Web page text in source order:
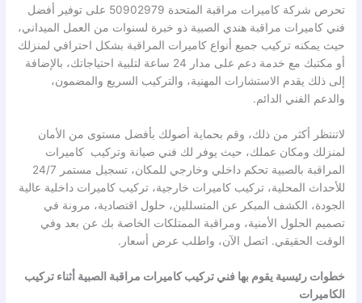
تحرص شركة كاميرات مراقبة المتحدة 50902979 على توفير أفضل
فني كاميرات مراقبة هندي الصبية ذو خبرة لسنوات من العمل الميداني،
حيث يمكنه تركيب جميع أنواع كاميرات المراقبة بشكل احترافي لمنزلك
أو مكتبك مع خدمة دعم على مدار 24 ساعة لتلبية احتياجاتك، بالإضافة
إلى ذلك يقدم الاستشارات المهنية، والتركيب السريع والمضمون،
والدعم الفني الدائم.
لاتنتظر أكثر من ذلك، وقم بحماية أصولك بأفضل مستوى من الأمان
لمنزلك ومكان عملك، حيث يوفر لك فني صيانة وتركيب كاميرات
المراقبة بالصبية تحكم داخلي وخارجي للمكان، تسجيل مستمر 24/7
للأحداث المحلية، تركيب كاميرات خارجية، تركيب كاميرات داخلية عالية
الجودة، الكشف المبكر عن المتسللين، حلول اقتصادية، مرونة في
تصميم الحلول الأمنية، ومراقبة الممتلكات الخاصة بك عن بعد وفي
الوقت الحقيقي. اتصل الآن، واطلب عرض أسعار.
خطوات رئيسية يقوم بها فني تركيب كاميرات مراقبة الصبية أثناء تركيب
الكاميرات